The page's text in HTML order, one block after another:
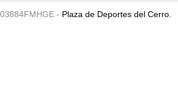
03884FMHGE - Plaza de Deportes del Cerro.